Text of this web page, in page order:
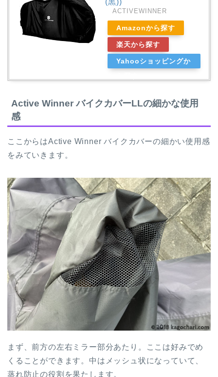
ACTIVEWINNER
Amazonから探す
楽天から探す
Yahooショッピングか
Active Winner バイクカバーLLの細かな使用
感
ここからはActive Winner バイクカバーの細かい使用感
をみていきます。
まず、前方の左右ミラー部分あたり。ここは好みでめ
くることができます。中はメッシュ状になっていて、
蒸れ防止の役割を果たします。